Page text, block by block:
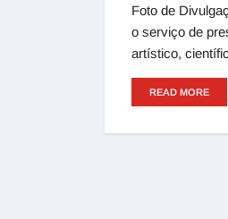
Foto de
o serviço de
artístico,
READ MORE